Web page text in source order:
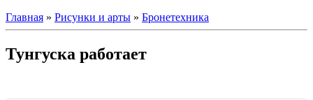
Главная » Рисунки и арты » Бронетехника
Тунгуска работает